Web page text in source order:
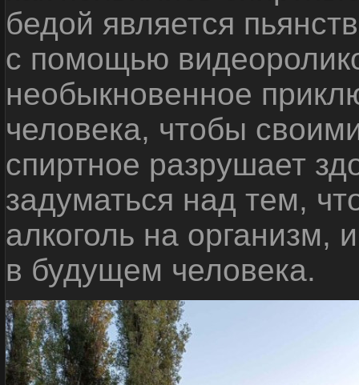
бедой является
с помощью
необыкновенное
человека, чтобы
спиртное разрушает
задуматься над тем,
алкоголь на организм,
в будущем человека.